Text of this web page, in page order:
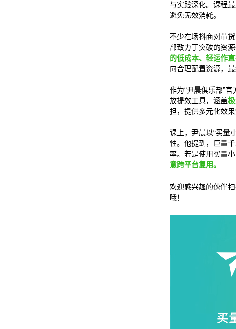
与实践深化。课程
避免无效消耗。
不少在场抖商对带
部致力于突破的资
的低成本、轻运作直
向合理配置资源，
作为“尹晨俱乐部”
放提效工具，涵盖
担，提供多元化效
课上，尹晨以“买量
性。他提到，巨量
率。若是使用买量
意跨平台复用。
欢迎感兴趣的伙伴
哦！